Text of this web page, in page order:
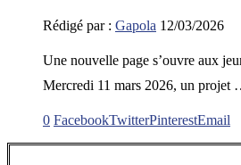
Rédigé par : Gapola 12/03/2026
Une nouvelle page s’ouvre aux
Mercredi 11 mars 2026, un projet
0 FacebookTwitterPinterestEmail